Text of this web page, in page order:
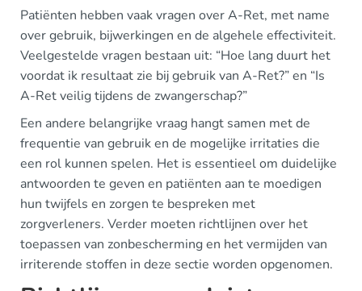
Patiënten hebben vaak vragen over A-Ret, met name
over gebruik, bijwerkingen en de algehele effectiviteit.
Veelgestelde vragen bestaan uit: “Hoe lang duurt het
voordat ik resultaat zie bij gebruik van A-Ret?” en “Is
A-Ret veilig tijdens de zwangerschap?”
Een andere belangrijke vraag hangt samen met de
frequentie van gebruik en de mogelijke irritaties die
een rol kunnen spelen. Het is essentieel om duidelijke
antwoorden te geven en patiënten aan te moedigen
hun twijfels en zorgen te bespreken met
zorgverleners. Verder moeten richtlijnen over het
toepassen van zonbescherming en het vermijden van
irriterende stoffen in deze sectie worden opgenomen.